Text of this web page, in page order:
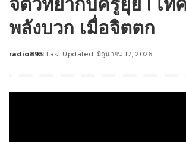
พลังบวก เมื่อจิตตก
Posted
radio895 Last Updated: มิถุนายน 17, 2026